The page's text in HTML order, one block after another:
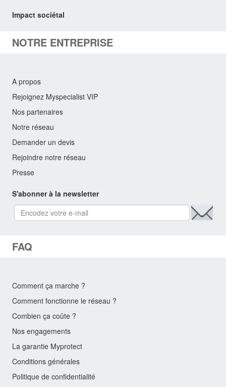
Impact sociétal
NOTRE ENTREPRISE
A propos
Rejoignez Myspecialist VIP
Nos partenaires
Notre réseau
Demander un devis
Rejoindre notre réseau
Presse
S'abonner à la newsletter
FAQ
Comment ça marche ?
Comment fonctionne le réseau ?
Combien ça coûte ?
Nos engagements
La garantie Myprotect
Conditions générales
Politique de confidentialité